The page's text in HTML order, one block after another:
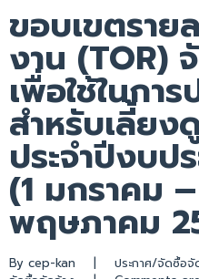
ขอบเขตราย
งาน (TOR)
เพื่อใช้ในกา
สำหรับเลี้ยง
ประจำปีงบป
(1 มกราคม
พฤษภาคม
By cep-kan | ประกาศ/จัดซื้อจั